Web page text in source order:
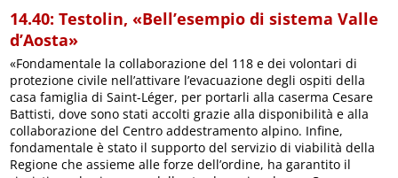
14.40: Testolin, «Bell’esempio di sistema Valle
d’Aosta»
«Fondamentale la collaborazione del 118 e dei volontari di
protezione civile nell’attivare l’evacuazione degli ospiti della
casa famiglia di Saint-Léger, per portarli alla caserma Cesare
Battisti, dove sono stati accolti grazie alla disponibilità e alla
collaborazione del Centro addestramento alpino. Infine,
fondamentale è stato il supporto del servizio di viabilità della
Regione che assieme alle forze dell’ordine, ha garantito il